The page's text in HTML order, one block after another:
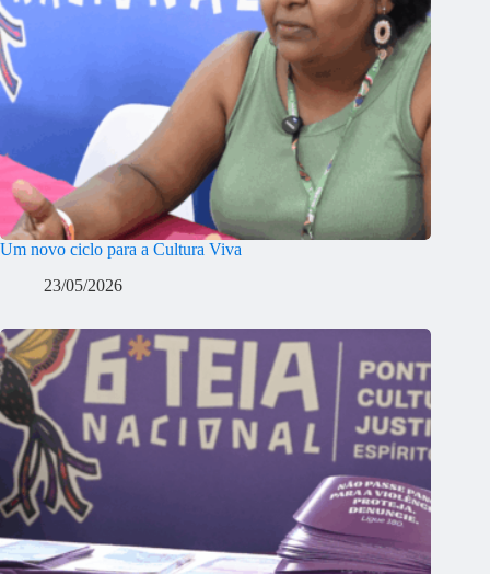
Um novo ciclo para a Cultura Viva
23/05/2026